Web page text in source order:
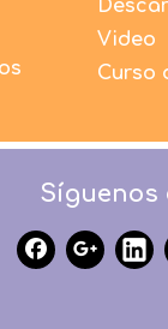
Video
Curso
Síguenos